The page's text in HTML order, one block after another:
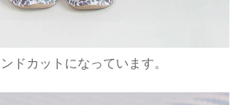
ドカットになっています。